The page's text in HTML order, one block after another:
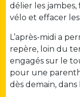
délier les
vélo et effacer
L’après-midi a
repère, loin du
engagés sur le
pour une
dès demain,